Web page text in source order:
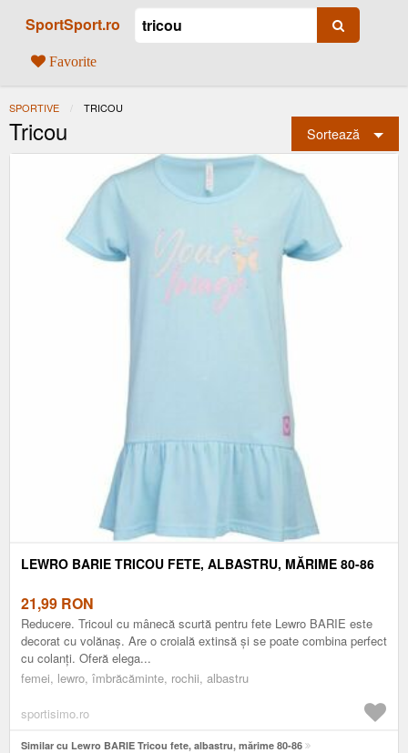
SportSport.ro
Favorite
SPORTIVE ACTUAL:
TRICOU
Tricou Sortează
LEWRO BARIE TRICOU FETE, ALBASTRU, MĂRIME 80-86
21,99 RON
Reducere. Tricoul cu mânecă scurtă pentru fete Lewro BARIE este
decorat cu volănaș. Are o croială extinsă și se poate combina perfect
cu colanți. Oferă elega...
femei, lewro, îmbrăcăminte, rochii, albastru
sportisimo.ro
Similar cu Lewro BARIE Tricou fete, albastru, mărime 80-86